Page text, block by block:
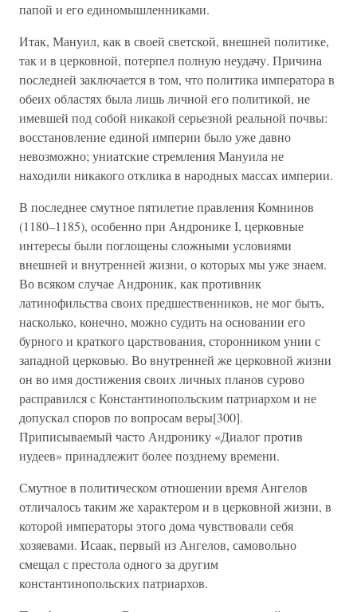
папой и его единомышленниками.
Итак, Мануил, как в своей светской, внешней политике,
так и в церковной, потерпел полную неудачу. Причина
последней заключается в том, что политика императора в
обеих областях была лишь личной его политикой, не
имевшей под собой никакой серьезной реальной почвы:
восстановление единой империи было уже давно
невозможно; униатские стремления Мануила не
находили никакого отклика в народных массах империи.
В последнее смутное пятилетие правления Комнинов
(1180–1185), особенно при Андронике I, церковные
интересы были поглощены сложными условиями
внешней и внутренней жизни, о которых мы уже знаем.
Во всяком случае Андроник, как противник
латинофильства своих предшественников, не мог быть,
насколько, конечно, можно судить на основании его
бурного и краткого царствования, сторонником унии с
западной церковью. Во внутренней же церковной жизни
он во имя достижения своих личных планов сурово
расправился с Константинопольским патриархом и не
допускал споров по вопросам веры[300].
Приписываемый часто Андронику «Диалог против
иудеев» принадлежит более позднему времени.
Смутное в политическом отношении время Ангелов
отличалось таким же характером и в церковной жизни, в
которой императоры этого дома чувствовали себя
хозяевами. Исаак, первый из Ангелов, самовольно
смещал с престола одного за другим
константинопольских патриархов.